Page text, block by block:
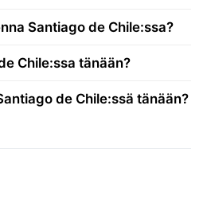
Santiago de Chile:ssa?
Chile:ssa tänään?
de Chile:ssä tänään?